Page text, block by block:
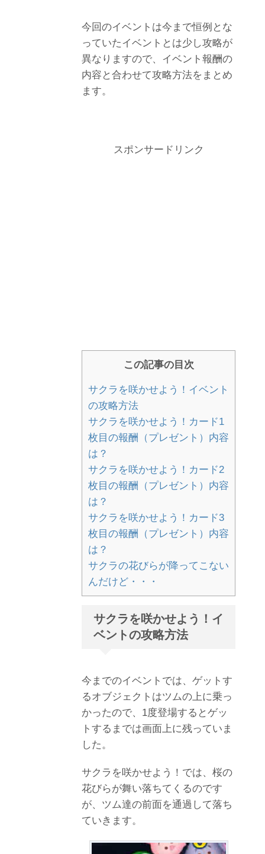
今回のイベントは今まで恒例とな
っていたイベントとは少し攻略が
異なりますので、イベント報酬の
内容と合わせて攻略方法をまとめ
ます。
スポンサードリンク
この記事の目次
サクラを咲かせよう！イベント
の攻略方法
サクラを咲かせよう！カード1
枚目の報酬（プレゼント）内容
は？
サクラを咲かせよう！カード2
枚目の報酬（プレゼント）内容
は？
サクラを咲かせよう！カード3
枚目の報酬（プレゼント）内容
は？
サクラの花びらが降ってこない
んだけど・・・
サクラを咲かせよう！イ
ベントの攻略方法
今までのイベントでは、ゲットす
るオブジェクトはツムの上に乗っ
かったので、1度登場するとゲッ
トするまでは画面上に残っていま
した。
サクラを咲かせよう！では、桜の
花びらが舞い落ちてくるのです
が、ツム達の前面を通過して落ち
ていきます。